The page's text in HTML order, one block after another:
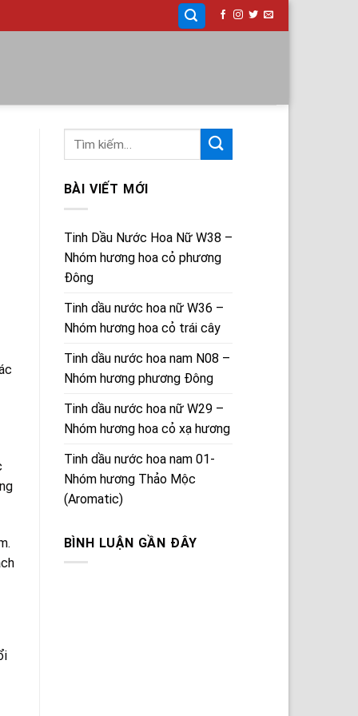
BÀI VIẾT MỚI
Tinh Dầu Nước Hoa Nữ W38 –
Nhóm hương hoa cỏ phương
Đông
Tinh dầu nước hoa nữ W36 –
Nhóm hương hoa cỏ trái cây
Tinh dầu nước hoa nam N08 –
Nhóm hương phương Đông
Tinh dầu nước hoa nữ W29 –
Nhóm hương hoa cỏ xạ hương
Tinh dầu nước hoa nam 01-
Nhóm hương Thảo Mộc
(Aromatic)
BÌNH LUẬN GẦN ĐÂY